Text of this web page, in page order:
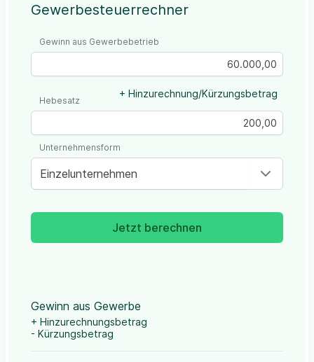
Gewerbesteuerrechner
Gewinn aus Gewerbebetrieb
+ Hinzurechnung/Kürzungsbetrag
Hebesatz
Einzelunternehmen
Unternehmensform
Jetzt berechnen
Gewinn aus Gewerbe
+ Hinzurechnungsbetrag
- Kürzungsbetrag